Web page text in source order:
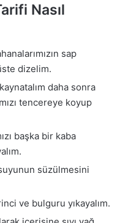
Nasıl
sap
dizelim.
daha sonra
tencereye koyup
başka bir kaba
süzülmesini
ve bulguru yıkayalım.